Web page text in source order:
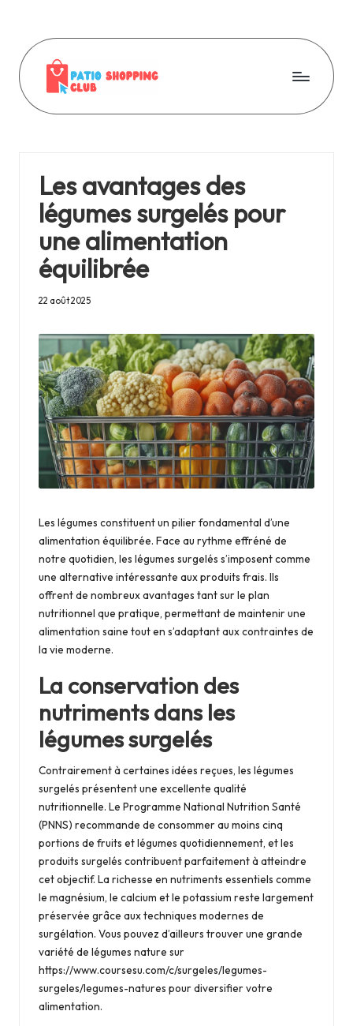
content
P
o
s
h
o
p
p
i
n
g
c
l
u
b
Les avantages des
légumes surgelés pour
une alimentation
équilibrée
22 août 2025
Les légumes constituent un pilier fondamental d’une
alimentation équilibrée. Face au rythme effréné de
notre quotidien, les légumes surgelés s’imposent comme
une alternative intéressante aux produits frais. Ils
offrent de nombreux avantages tant sur le plan
nutritionnel que pratique, permettant de maintenir une
alimentation saine tout en s’adaptant aux contraintes de
la vie moderne.
La conservation des
nutriments dans les
légumes surgelés
Contrairement à certaines idées reçues, les légumes
surgelés présentent une excellente qualité
nutritionnelle. Le Programme National Nutrition Santé
(PNNS) recommande de consommer au moins cinq
portions de fruits et légumes quotidiennement, et les
produits surgelés contribuent parfaitement à atteindre
cet objectif. La richesse en nutriments essentiels comme
le magnésium, le calcium et le potassium reste largement
préservée grâce aux techniques modernes de
surgélation. Vous pouvez d’ailleurs trouver une grande
variété de légumes nature sur
https://www.coursesu.com/c/surgeles/legumes-
surgeles/legumes-natures pour diversifier votre
alimentation.